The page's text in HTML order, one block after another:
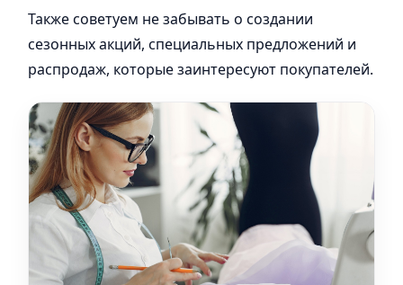
Также советуем не забывать о создании
сезонных акций, специальных предложений и
распродаж, которые заинтересуют покупателей.